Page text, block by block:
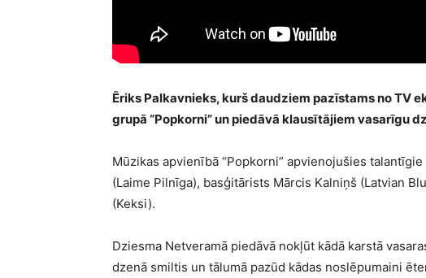
Ēriks Palkavnieks, kurš daudziem pazīstams no TV
grupā “Popkorni” un piedāvā klausītājiem vasarīgu
Mūzikas apvienībā “Popkorni” apvienojušies
(Laime Pilnīga), basģitārists Mārcis Kalniņš (Latvian
(Keksi).
Dziesma Netveramā piedāvā nokļūt kādā karstā
dzenā smiltis un tālumā pazūd kādas noslēpumaini